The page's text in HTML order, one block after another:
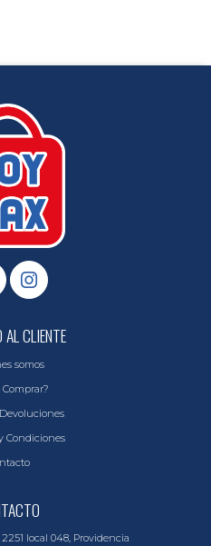
CLIENTE
somos
Comprar?
Condiciones
local 048, Providencia